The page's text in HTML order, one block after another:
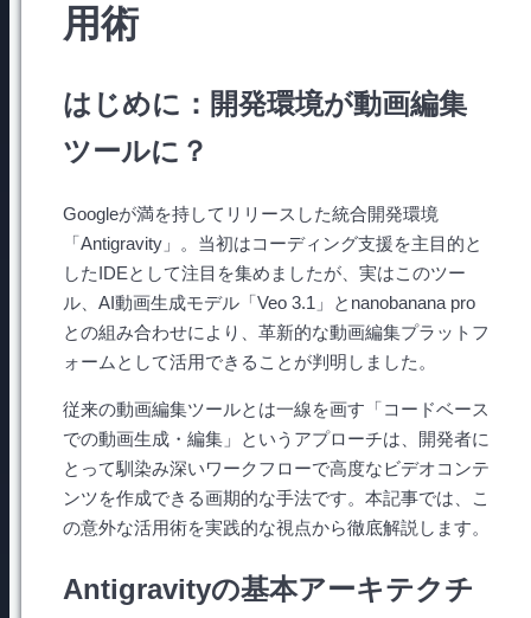
用術
はじめに：開発環境が動画編集
ツールに？
Googleが満を持してリリースした統合開発環境
「Antigravity」。当初はコーディング支援を主目的と
したIDEとして注目を集めましたが、実はこのツー
ル、AI動画生成モデル「Veo 3.1」とnanobanana pro
との組み合わせにより、革新的な動画編集プラットフ
ォームとして活用できることが判明しました。
従来の動画編集ツールとは一線を画す「コードベース
での動画生成・編集」というアプローチは、開発者に
とって馴染み深いワークフローで高度なビデオコンテ
ンツを作成できる画期的な手法です。本記事では、こ
の意外な活用術を実践的な視点から徹底解説します。
Antigravityの基本アーキテクチ